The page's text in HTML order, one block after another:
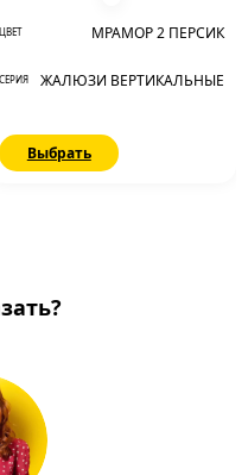
ЦВЕТ МРАМОР 2 ПЕРСИК
СЕРИЯ ЖАЛЮЗИ ВЕРТИКАЛЬНЫЕ
Выбрать